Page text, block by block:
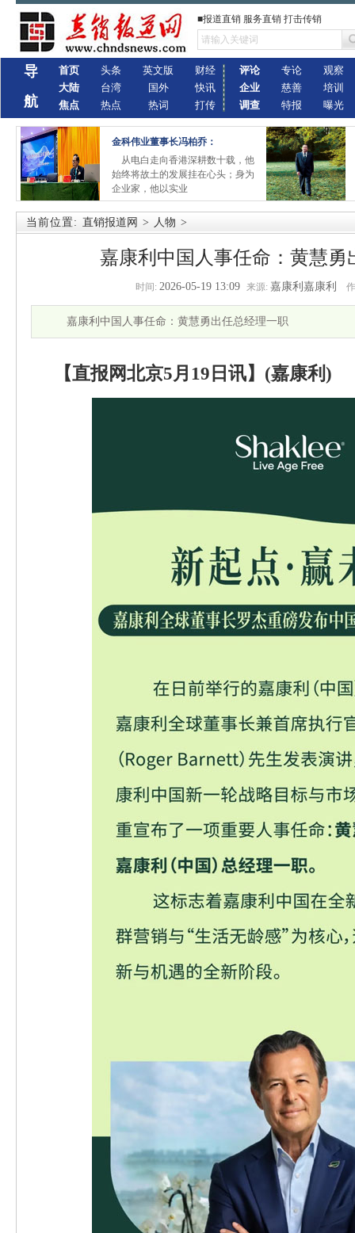
■报道直销 服务直销 打击传销
导
航
首页
大陆
焦点
头条
台湾
热点
英文版
国外
热词
财经
快讯
打传
评论
企业
调查
专论
慈善
特报
观察
培训
曝光
金科伟业董事长冯柏乔：
从电白走向香港深耕数十载，他
始终将故土的发展挂在心头；身为
企业家，他以实业
当前位置: 直销报道网 > 人物 >
嘉康利中国人事任命：黄慧勇
时间: 2026-05-19 13:09 来源: 嘉康利嘉康利
嘉康利中国人事任命：黄慧勇出任总经理一职
【直报网北京5月19日讯】(嘉康利)